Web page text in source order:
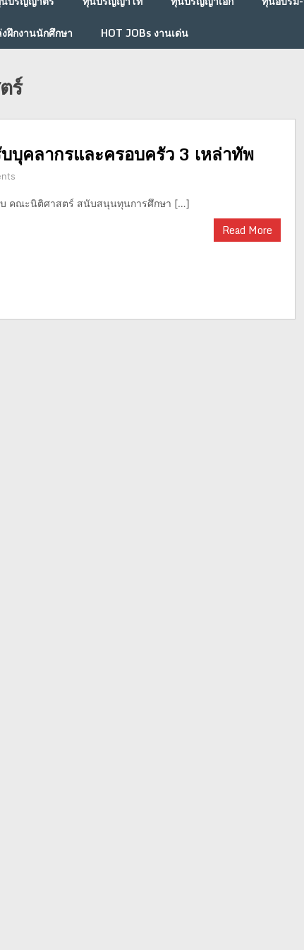
ฝึกงานนักศึกษา
HOT JOBs งานเด่น
ร์
คลากรและครอบครัว 3 เหล่าทัพ
บ คณะนิติศาสตร์ สนับสนุนทุนการศึกษา […]
Read More